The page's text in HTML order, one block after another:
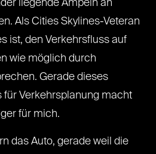
liegende Ampeln an
Als Cities Skylines-Veteran
ist, den Verkehrsfluss auf
wie möglich durch
Gerade dieses
für Verkehrsplanung macht
für mich.
das Auto, gerade weil die